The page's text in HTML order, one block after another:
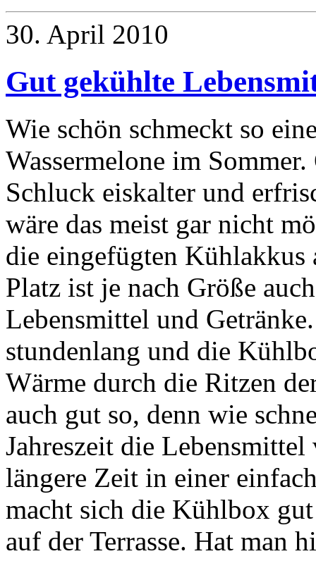
30. April 2010
Gut gekühlte
Wie schön schmeckt so
Wassermelone im
Schluck eiskalter und
wäre das meist gar nicht
die eingefügten Kühlakkus
Platz ist je nach Größe
Lebensmittel und
stundenlang und die
Wärme durch die Ritzen
auch gut so, denn wie
Jahreszeit die
längere Zeit in einer
macht sich die Kühlbox
auf der Terrasse. Hat man